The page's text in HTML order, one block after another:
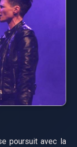
poursuit avec la